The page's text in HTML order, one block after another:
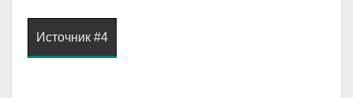
Источник #4